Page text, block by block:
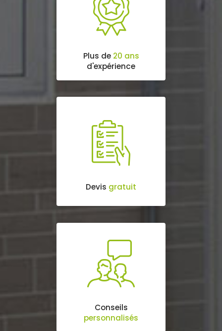
Plus de 20 ans
d'expérience
Devis gratuit
Conseils
personnalisés